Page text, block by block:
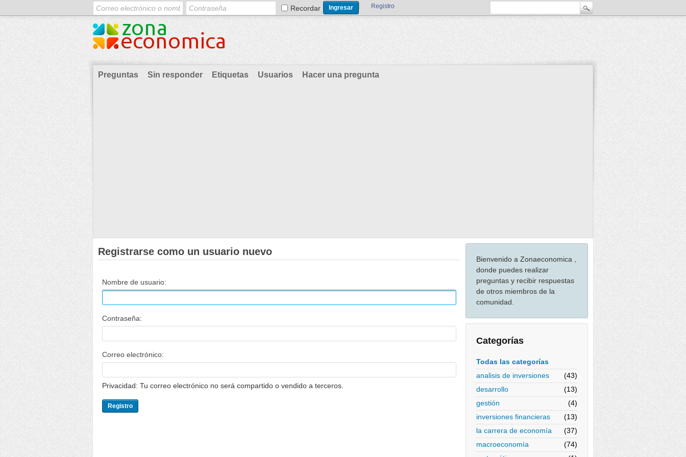
Recordar Registro
Preguntas Sin responder Etiquetas Usuarios Hacer una pregunta
Bienvenido a Zonaeconomica ,
donde puedes realizar
preguntas y recibir respuestas
de otros miembros de la
comunidad.
Categorías
Todas las categorías
analisis de inversiones
(43)
desarrollo
(13)
gestión
(4)
inversiones financieras
(13)
la carrera de economía
(37)
macroeconomía
(74)
Registrarse como un usuario nuevo
Nombre de usuario:
Contraseña:
Correo electrónico:
Privacidad: Tu correo electrónico no será compartido o vendido a terceros.